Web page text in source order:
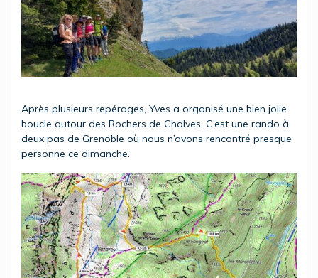
Après plusieurs repérages, Yves a organisé une bien jolie
boucle autour des Rochers de Chalves. C’est une rando à
deux pas de Grenoble où nous n’avons rencontré presque
personne ce dimanche.